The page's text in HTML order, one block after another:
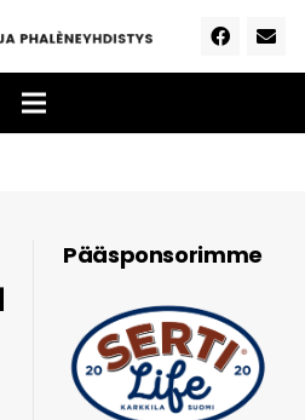
Pääsponsorimme